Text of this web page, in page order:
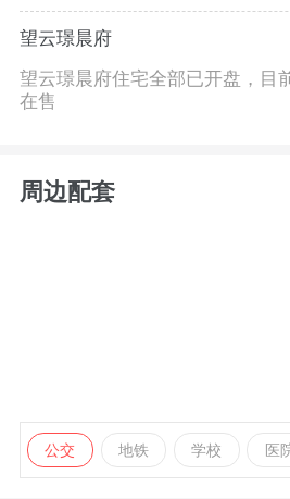
望云璟晨府
望云璟晨府住宅全部已开盘，目
在售
周边配套
公交 地铁 学校 医